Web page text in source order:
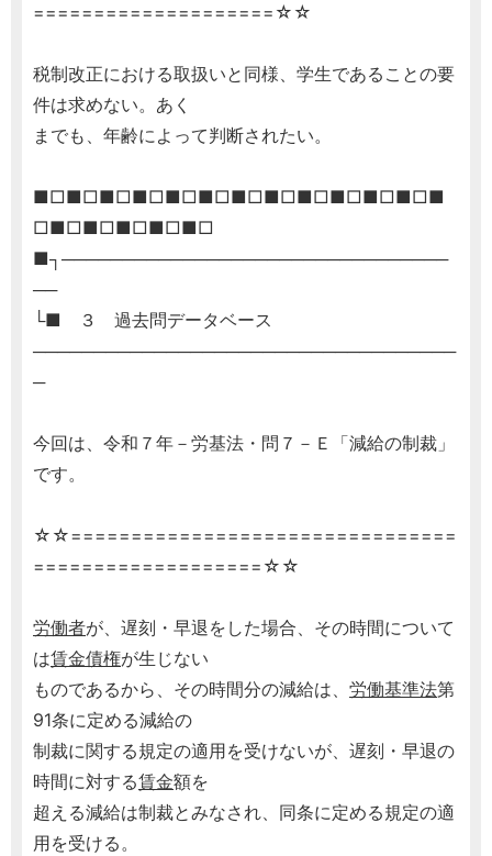
====================☆☆
税制改正における取扱いと同様、学生であることの要
件は求めない。あく
までも、年齢によって判断されたい。
■□■□■□■□■□■□■□■□■□■□■□■□■
□■□■□■□■□■□
■┐────────────────────────────────
──
└■ ３ 過去問データベース
───────────────────────────────────
─
今回は、令和７年－労基法・問７－Ｅ「減給の制裁」
です。
☆☆================================
===================☆☆
労働者が、遅刻・早退をした場合、その時間について
は賃金債権が生じない
ものであるから、その時間分の減給は、 労働基準法第
91条に定める減給の
制裁に関する規定の適用を受けないが、遅刻・早退の
時間に対する賃金額を
超える減給は制裁とみなされ、同条に定める規定の適
用を受ける。